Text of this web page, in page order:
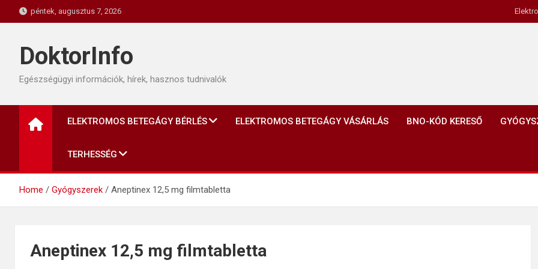
to
péntek, augusztus 7, 2026
DoktorInfo
Egészségügyi információk, hírek, hasznos tudnivalók
ELEKTROMOS BETEGÁGY BÉRLÉS ELEKTROMOS BETEGÁGY VÁSÁRLÁS BNO-KÓD KERESŐ
TERHESSÉG
Home Gyógyszerek Aneptinex 12,5 mg filmtabletta
Aneptinex 12,5 mg filmtabletta